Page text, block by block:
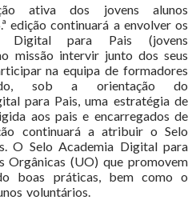
ativa dos jovens alunos
edição continuará a envolver os
Digital para Pais (jovens
missão intervir junto dos seus
na equipa de formadores
sob a orientação do
para Pais, uma estratégia de
aos pais e encarregados de
continuará a atribuir o Selo
O Selo Academia Digital para
Orgânicas (UO) que promovem
boas práticas, bem como o
voluntários.